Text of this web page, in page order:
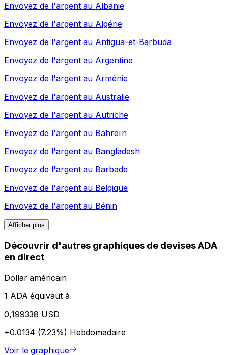
Envoyez de l'argent au Albanie
Envoyez de l'argent au Algérie
Envoyez de l'argent au Antigua-et-Barbuda
Envoyez de l'argent au Argentine
Envoyez de l'argent au Arménie
Envoyez de l'argent au Australie
Envoyez de l'argent au Autriche
Envoyez de l'argent au Bahreïn
Envoyez de l'argent au Bangladesh
Envoyez de l'argent au Barbade
Envoyez de l'argent au Belgique
Envoyez de l'argent au Bénin
Afficher plus
Découvrir d'autres graphiques de devises ADA
en direct
Dollar américain
1 ADA équivaut à
0,199338 USD
+0.0134 (7.23%) Hebdomadaire
Voir le graphique